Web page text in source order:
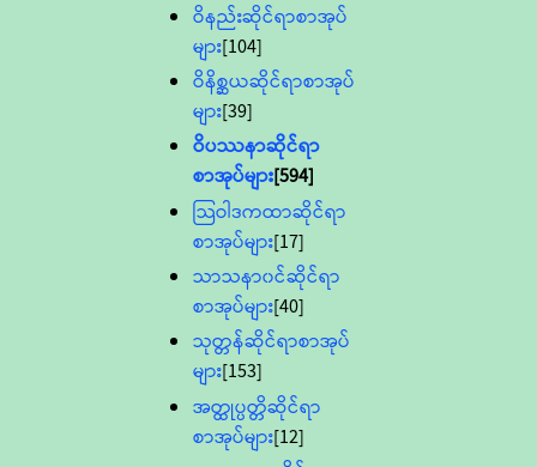
ဝိနည်းဆိုင်ရာစာအုပ်
များ[104]
ဝိနိစ္ဆယဆိုင်ရာစာအုပ်
များ[39]
ဝိပဿနာဆိုင်ရာ
စာအုပ်များ[594]
သြဝါဒကထာဆိုင်ရာ
စာအုပ်များ[17]
သာသနာ၀င်ဆိုင်ရာ
စာအုပ်များ[40]
သုတ္တန်ဆိုင်ရာစာအုပ်
များ[153]
အတ္ထုပ္ပတ္တိဆိုင်ရာ
စာအုပ်များ[12]